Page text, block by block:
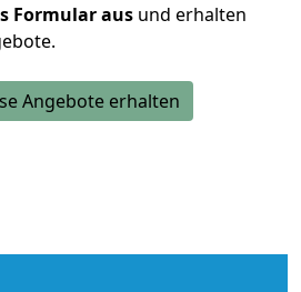
Formular aus und erhalten
Angebote erhalten